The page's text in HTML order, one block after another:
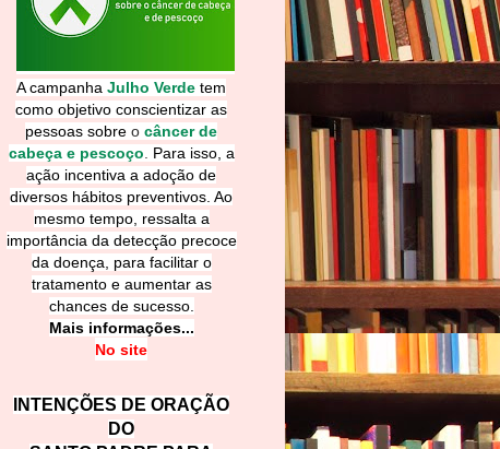
A campanha Julho Verde tem
como objetivo conscientizar as
pessoas sobre o câncer de
cabeça e pescoço
Para isso, a
ação incentiva a adoção de
diversos hábitos preventivos. Ao
mesmo tempo, ressalta a
importância da detecção precoce
da doença, para facilitar o
tratamento e aumentar as
chances de sucesso.
Mais informações...
No site
INTENÇÕES DE ORAÇÃO
DO